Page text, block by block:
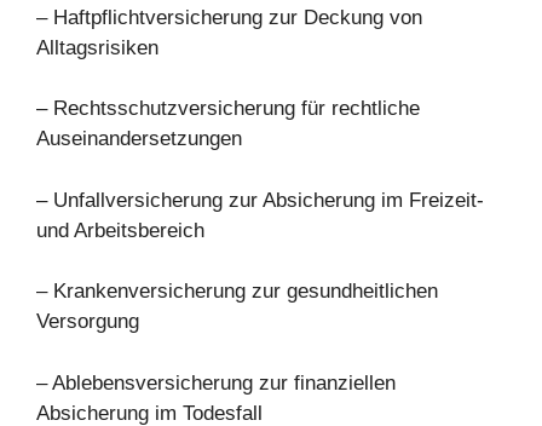
– Haftpflichtversicherung zur Deckung von
Alltagsrisiken
– Rechtsschutzversicherung für rechtliche
Auseinandersetzungen
– Unfallversicherung zur Absicherung im Freizeit-
und Arbeitsbereich
– Krankenversicherung zur gesundheitlichen
Versorgung
– Ablebensversicherung zur finanziellen
Absicherung im Todesfall